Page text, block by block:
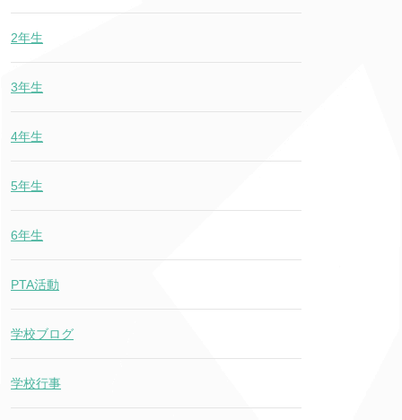
2年生
3年生
4年生
5年生
6年生
PTA活動
学校ブログ
学校行事